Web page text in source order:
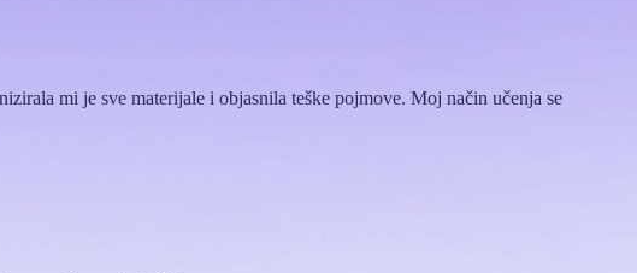
mi je sve materijale i objasnila teške pojmove. Moj način učenja se